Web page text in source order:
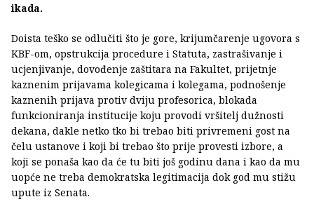
ikada.
Doista teško se odlučiti što je gore, krijumčarenje ugovora s
KBF-om, opstrukcija procedure i Statuta, zastrašivanje i
ucjenjivanje, dovođenje zaštitara na Fakultet, prijetnje
kaznenim prijavama kolegicama i kolegama, podnošenje
kaznenih prijava protiv dviju profesorica, blokada
funkcioniranja institucije koju provodi vršitelj dužnosti
dekana, dakle netko tko bi trebao biti privremeni gost na
čelu ustanove i koji bi trebao što prije provesti izbore, a
koji se ponaša kao da će tu biti još godinu dana i kao da mu
uopće ne treba demokratska legitimacija dok god mu stižu
upute iz Senata.